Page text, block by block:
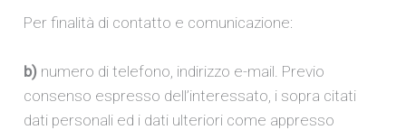
Per finalità di contatto e comunicazione:
b) numero di telefono, indirizzo e-mail. Previo
consenso espresso dell’interessato, i sopra citati
dati personali ed i dati ulteriori come appresso